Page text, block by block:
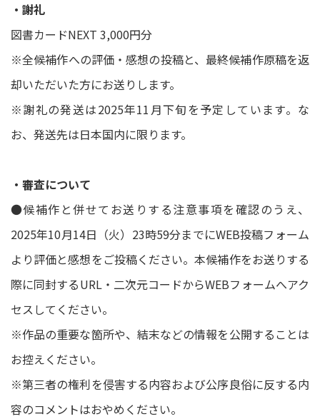
・謝礼
図書カードNEXT 3,000円分
※全候補作への評価・感想の投稿と、最終候補作原稿を返
却いただいた方にお送りします。
※謝礼の発送は2025年11月下旬を予定しています。な
お、発送先は日本国内に限ります。
・審査について
●候補作と併せてお送りする注意事項を確認のうえ、
2025年10月14日（火）23時59分までにWEB投稿フォーム
より評価と感想をご投稿ください。本候補作をお送りする
際に同封するURL・二次元コードからWEBフォームへアク
セスしてください。
※作品の重要な箇所や、結末などの情報を公開することは
お控えください。
※第三者の権利を侵害する内容および公序良俗に反する内
容のコメントはおやめください。